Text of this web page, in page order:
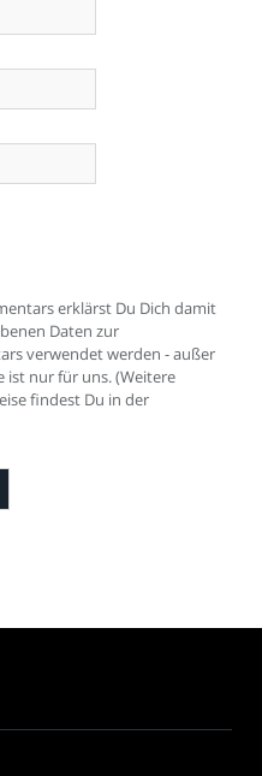
erklärst Du Dich damit
Daten zur
verwendet werden - außer
ist nur für uns. (Weitere
findest Du in der